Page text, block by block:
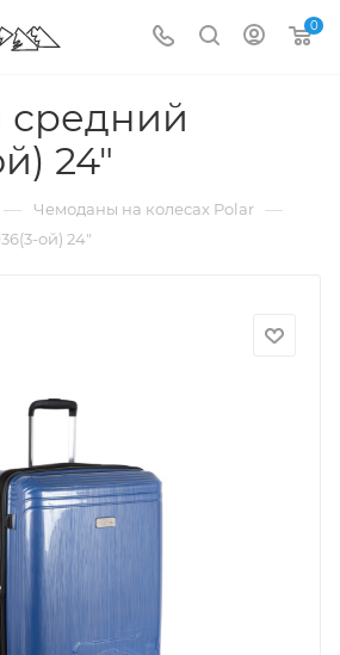
0
24"
— Чемоданы на колесах Polar —
ой) 24"